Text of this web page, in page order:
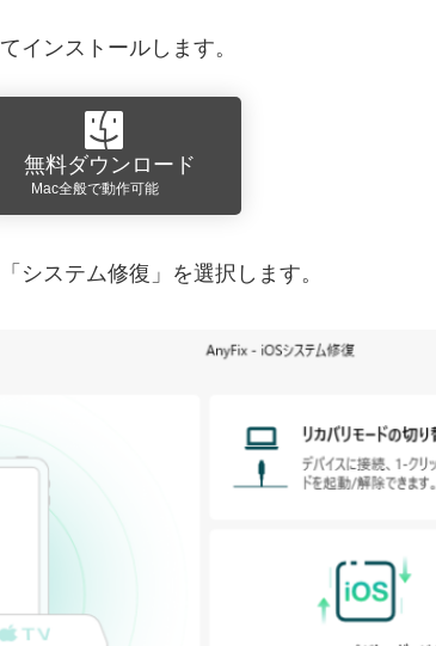
インストールします。
無料ダウンロード
Mac全般で動作可能
システム修復」を選択します。